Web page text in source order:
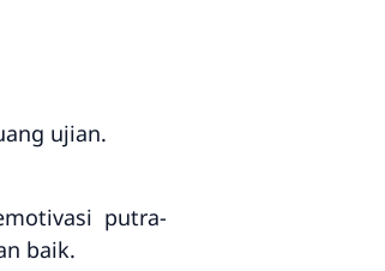
ujian.
putra-
baik.